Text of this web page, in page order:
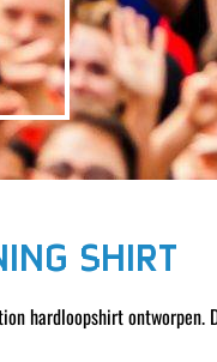
SHIRT
hardloopshirt ontworpen.